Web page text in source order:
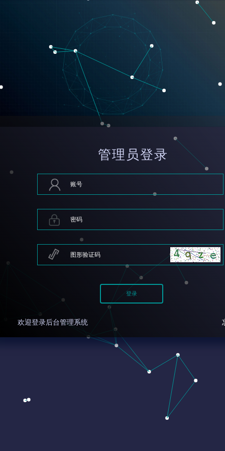
管理员登录
欢迎登录后台管理系统